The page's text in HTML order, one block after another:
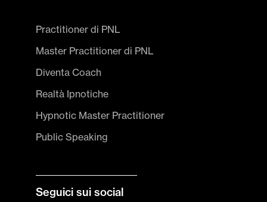
Practitioner di PNL
Master Practitioner di PNL
Diventa Coach
Realtà Ipnotiche
Hypnotic Master Practitioner
Public Speaking
Seguici sui social